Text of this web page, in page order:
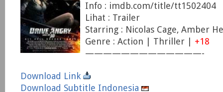
Info : imdb.com/title/tt1502404
Lihat : Trailer
Starring : Nicolas Cage, Amber
Genre : Action | Thriller | +18
—————————————-
Download Link
Download Subtitle Indonesia